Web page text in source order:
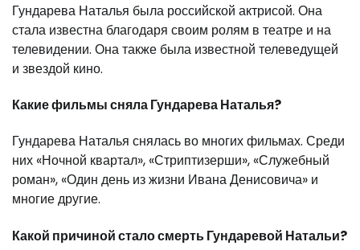
Гундарева Наталья была российской актрисой. Она
стала известна благодаря своим ролям в театре и на
телевидении. Она также была известной телеведущей
и звездой кино.
Какие фильмы сняла Гундарева Наталья?
Гундарева Наталья снялась во многих фильмах. Среди
них «Ночной квартал», «Стриптизерши», «Служебный
роман», «Один день из жизни Ивана Денисовича» и
многие другие.
Какой причиной стало смерть Гундаревой Натальи?